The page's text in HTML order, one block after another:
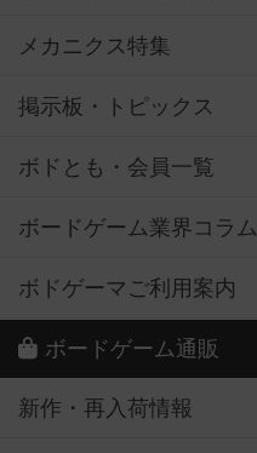
メカニクス特集
掲示板・トピックス
ボドとも・会員一覧
ボードゲーム業界コラム
ボドゲーマご利用案内
ボードゲーム通販
新作・再入荷情報